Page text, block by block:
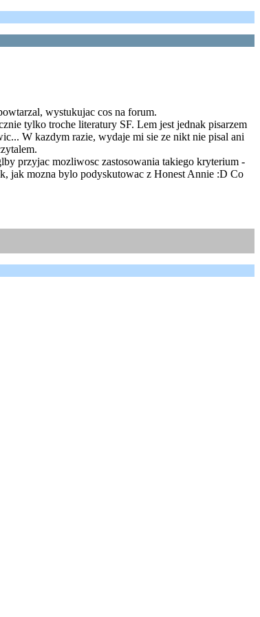
wystukujac cos na forum.
tylko troche literatury SF. Lem jest jednak pisarzem
W kazdym razie, wydaje mi sie ze nikt nie pisal ani
przyjac mozliwosc zastosowania takiego kryterium -
jak mozna bylo podyskutowac z Honest Annie :D Co